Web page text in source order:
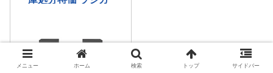
メニュー ホーム 検索 トップ サイドバー